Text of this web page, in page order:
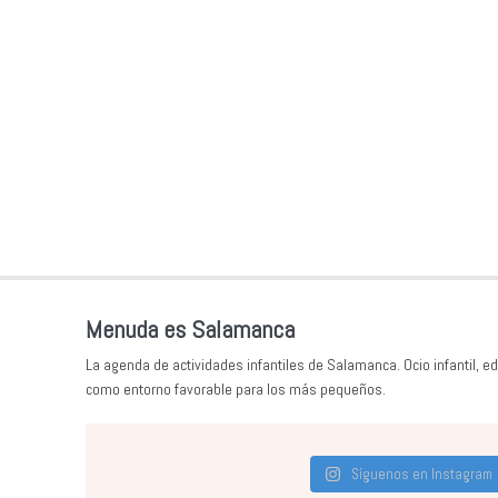
Menuda es Salamanca
La agenda de actividades infantiles de Salamanca. Ocio infantil,
como entorno favorable para los más pequeños.
Síguenos en Instagram